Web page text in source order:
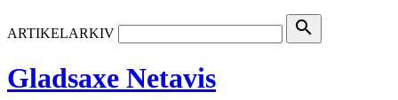
ARTIKELARKIV search
Gladsaxe Netavis